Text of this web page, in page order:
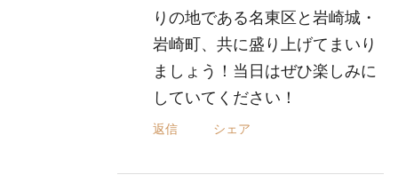
りの地である名東区と岩崎城・
岩崎町、共に盛り上げてまいり
ましょう！当日はぜひ楽しみに
していてください！
返信 シェア